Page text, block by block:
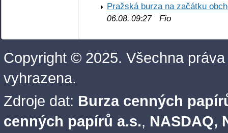
Pražská burza na začátku
06.08. 09:27Fio
Copyright © 2025. Všechna práva
vyhrazena.
Zdroje dat: Burza cenných
cenných papírů a.s., NASDAQ,